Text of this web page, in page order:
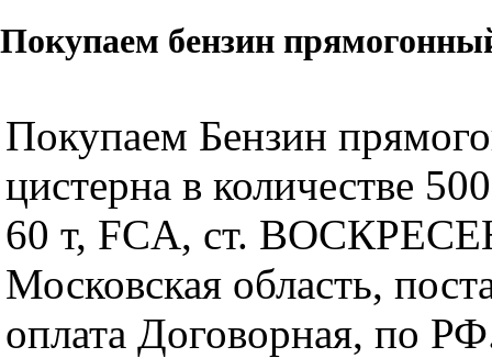
Покупаем бензин
Покупаем Бензин
цистерна в количестве
60 т, FCA, ст.
Московская область,
оплата Договорная, по